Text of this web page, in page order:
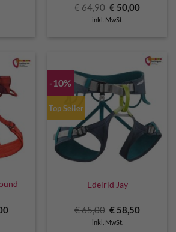
€64,90 Ursprünglicher
Preis
war:
€ 50,00
inkl. MwSt.
Aktueller
-10%
Top Seller
Edelrid Jay
€65,00 Ursprünglicher
Preis
war:
€ 58,50
inkl. MwSt.